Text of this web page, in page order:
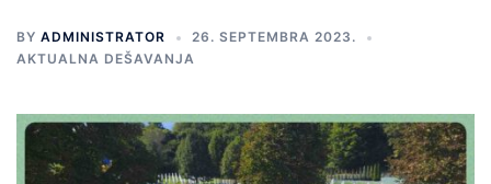
BY ADMINISTRATOR
26. SEPTEMBRA 2023.
AKTUALNA DEŠAVANJA